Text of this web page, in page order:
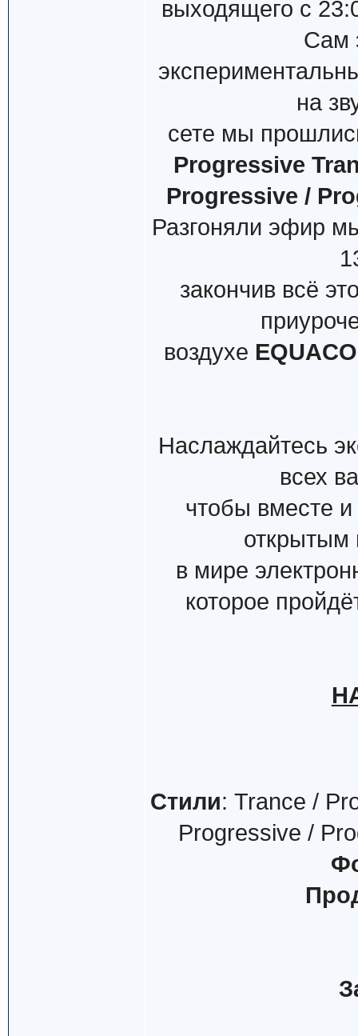
выходящего с
Сам
на
сете мы
Progressive
Progressive /
Разгоняли эфир
закончив всё
воздухе
Наслаждайтесь
всех
чтобы вместе
открытым
в мире
которое
Стили: Trance /
Progressive /